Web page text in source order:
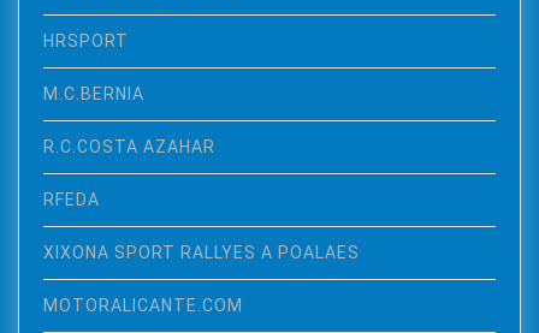
HRSPORT
M.C.BERNIA
R.C.COSTA AZAHAR
RFEDA
XIXONA SPORT RALLYES A POALAES
MOTORALICANTE.COM